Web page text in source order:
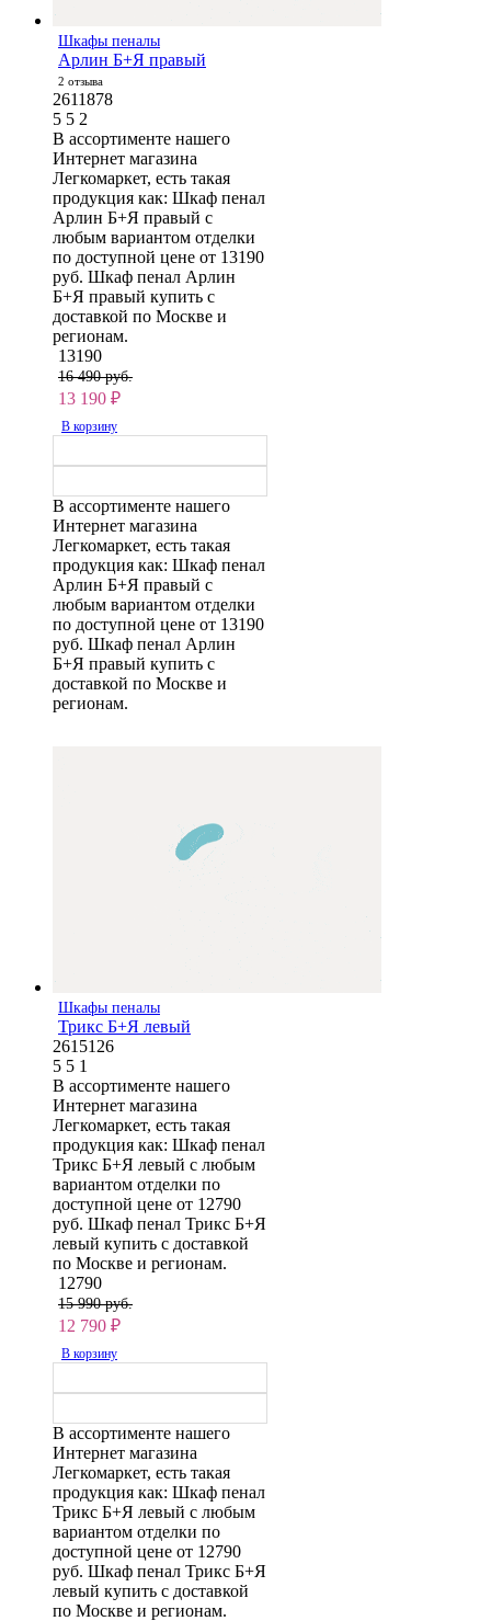
Шкафы пеналы
Арлин Б+Я правый
2 отзыва
2611878
5 5 2
В ассортименте нашего
Интернет магазина
Легкомаркет, есть такая
продукция как: Шкаф пенал
Арлин Б+Я правый с
любым вариантом отделки
по доступной цене от 13190
руб. Шкаф пенал Арлин
Б+Я правый купить с
доставкой по Москве и
регионам.
13190
16 490 руб.
13 190 ₽
В корзину
В ассортименте нашего
Интернет магазина
Легкомаркет, есть такая
продукция как: Шкаф пенал
Арлин Б+Я правый с
любым вариантом отделки
по доступной цене от 13190
руб. Шкаф пенал Арлин
Б+Я правый купить с
доставкой по Москве и
регионам.
Шкафы пеналы
Трикс Б+Я левый
2615126
5 5 1
В ассортименте нашего
Интернет магазина
Легкомаркет, есть такая
продукция как: Шкаф пенал
Трикс Б+Я левый с любым
вариантом отделки по
доступной цене от 12790
руб. Шкаф пенал Трикс Б+Я
левый купить с доставкой
по Москве и регионам.
12790
15 990 руб.
12 790 ₽
В корзину
В ассортименте нашего
Интернет магазина
Легкомаркет, есть такая
продукция как: Шкаф пенал
Трикс Б+Я левый с любым
вариантом отделки по
доступной цене от 12790
руб. Шкаф пенал Трикс Б+Я
левый купить с доставкой
по Москве и регионам.